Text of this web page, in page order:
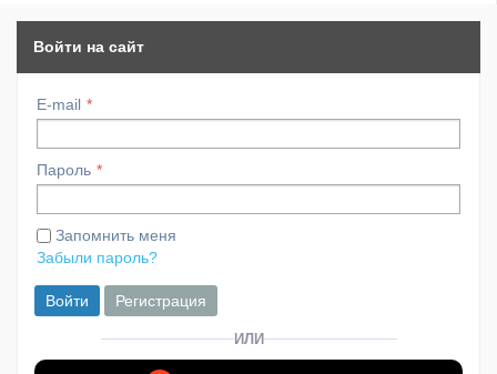
Войти на сайт
E-mail
Пароль
Запомнить меня
Забыли пароль?
Войти Регистрация
ИЛИ